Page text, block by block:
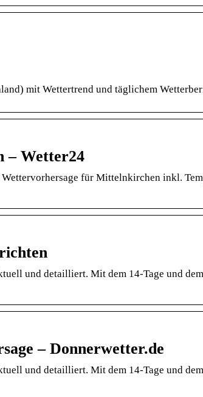
mit Wettertrend und täglichem
– Wetter24
für Mittelnkirchen inkl.
und detailliert. Mit dem 14-Tage und
– Donnerwetter.de
und detailliert. Mit dem 14-Tage und